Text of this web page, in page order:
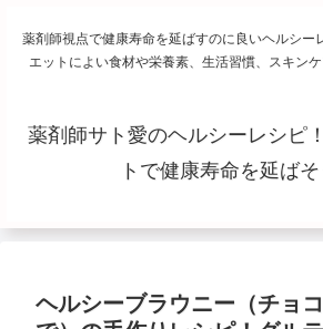
薬剤師視点で健康寿命を延ばすのに良いヘルシー
エットによい食材や栄養素、生活習慣、スキン
薬剤師サト愛のヘルシーレシピ
トで健康寿命を延ばそ
ヘルシーブラウニー（チョ